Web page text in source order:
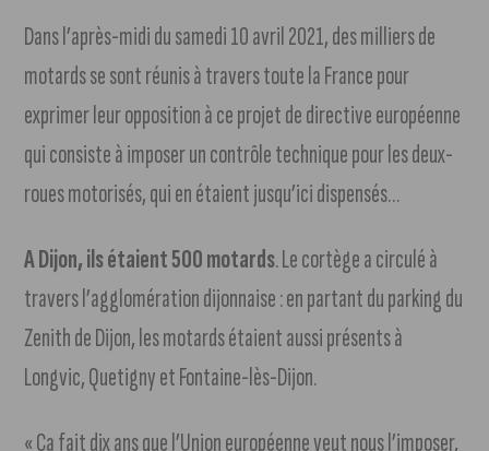
Dans l’après-midi du samedi 10 avril 2021, des milliers de
motards se sont réunis à travers toute la France pour
exprimer leur opposition à ce projet de directive européenne
qui consiste à imposer un contrôle technique pour les deux-
roues motorisés, qui en étaient jusqu’ici dispensés…
A Dijon, ils étaient 500 motards. Le cortège a circulé à
travers l’agglomération dijonnaise : en partant du parking du
Zenith de Dijon, les motards étaient aussi présents à
Longvic, Quetigny et Fontaine-lès-Dijon.
« Ça fait dix ans que l’Union européenne veut nous l’imposer,